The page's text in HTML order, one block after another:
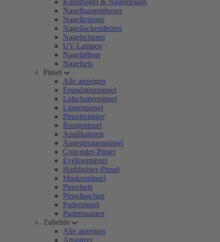
Kunstnägel & Nageldesign
Nagelhautentferner
Nagelknipser
Nagellackentferner
Nagelscheren
UV-Lampen
Nagelpflege
Nagelsets
Pinsel
Alle anzeigen
Foundationpinsel
Lidschattenpinsel
Lippenpinsel
Pinselreiniger
Rougepinsel
Applikatoren
Augenbrauenpinsel
Concealer-Pinsel
Eyelinerpinsel
Highlighter-Pinsel
Maskenpinsel
Pinselsets
Pinseltaschen
Puderpinsel
Puderquasten
Zubehör
Alle anzeigen
Anspitzer